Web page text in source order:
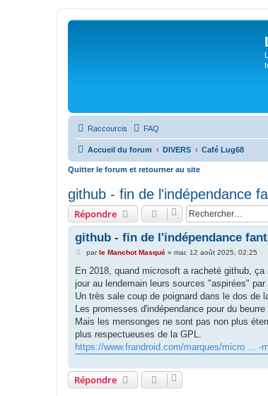
Raccourcis FAQ
Accueil du forum DIVERS Café Lug68
Quitter le forum et retourner au site
github - fin de l'indépendance
Répondre
github - fin de l'indépendance
M
s
a
g
parle Manchot Masqué» mar. 12 août 2025, 02:25
En 2018, quand microsoft a racheté github,
jour au lendemain leurs sources "aspirées" par
Un très sale coup de poignard dans le dos de
Les promesses d'indépendance pour du
Mais les mensonges ne sont pas non plus
plus respectueuses de la GPL.
https://www.frandroid.com/marques/micro ... -
Répondre